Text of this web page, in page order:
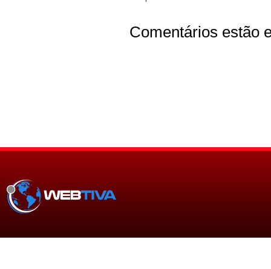
Comentários estão